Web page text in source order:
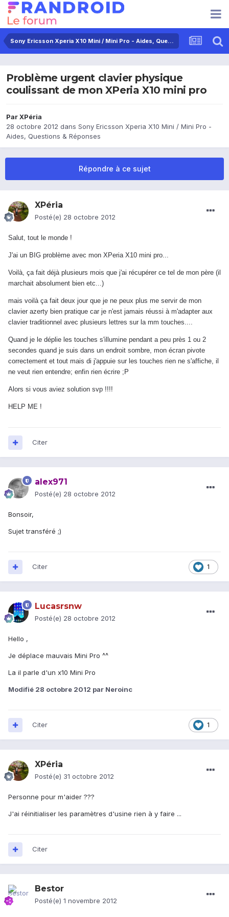
Sony Ericsson Xperia X10 Mini / Mini Pro - Aides, Questions & Réponses
Problème urgent clavier physique
coulissant de mon XPeria X10 mini pro
ParXPéria
28 octobre 2012 dans Sony Ericsson Xperia X10 Mini / Mini Pro -
Aides, Questions & Réponses
Répondre à ce sujet
XPéria
Posté(e) 28 octobre 2012
Salut, tout le monde !
J'ai un BIG problème avec mon XPeria X10 mini pro...
Voilà, ça fait déjà plusieurs mois que j'ai récupérer ce tel de mon père (il
marchait absolument bien etc...)
mais voilà ça fait deux jour que je ne peux plus me servir de mon
clavier azerty bien pratique car je n'est jamais réussi à m'adapter aux
clavier traditionnel avec plusieurs lettres sur la mm touches....
Quand je le déplie les touches s'illumine pendant a peu près 1 ou 2
secondes quand je suis dans un endroit sombre, mon écran pivote
correctement et tout mais di j'appuie sur les touches rien ne s'affiche, il
ne veut rien entendre; enfin rien écrire ;P
Alors si vous aviez solution svp !!!!
HELP ME !
Citer
alex971
Posté(e) 28 octobre 2012
Bonsoir,
Sujet transféré ;)
1
Citer
Lucasrsnw
Posté(e) 28 octobre 2012
Hello ,
Je déplace mauvais Mini Pro ^^
La il parle d'un x10 Mini Pro
Modifié 28 octobre 2012 par Neroinc
1
Citer
XPéria
Posté(e) 31 octobre 2012
Personne pour m'aider ???
J'ai réinitialiser les paramètres d'usine rien à y faire ...
Citer
Bestor
Posté(e) 1 novembre 2012